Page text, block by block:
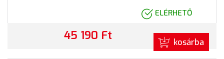
ELÉRHETŐ
45 190 Ft kosárba